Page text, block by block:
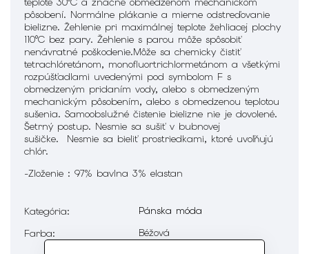
pôsobení. Normálne plákanie a mierne odstreďovanie
bielizne. Žehlenie pri maximálnej teplote žehliacej plochy
110°C bez pary. Žehlenie s parou môže spôsobiť
nenávratné poškodenie.Môže sa chemicky čistiť
tetrachlóretánom, monofluortrichlormetánom a všetkými
rozpúšťadlami uvedenými pod symbolom F s
obmedzeným pridaním vody, alebo s obmedzeným
mechanickým pôsobením, alebo s obmedzenou teplotou
sušenia. Samoobslužné čistenie bielizne nie je dovolené.
Šetrný postup. Nesmie sa sušiť v bubnovej
sušičke. Nesmie sa bieliť prostriedkami, ktoré uvoľňujú
chlór.
-Zloženie : 97% bavlna 3% elastan
Kategória:
Pánska móda
Farba: Béžová